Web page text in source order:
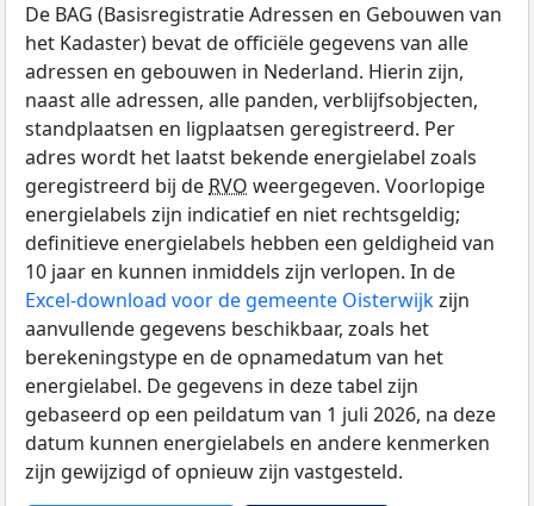
De BAG (Basisregistratie Adressen en Gebouwen van
het Kadaster) bevat de officiële gegevens van alle
adressen en gebouwen in Nederland. Hierin zijn,
naast alle adressen, alle panden, verblijfsobjecten,
standplaatsen en ligplaatsen geregistreerd. Per
adres wordt het laatst bekende energielabel zoals
geregistreerd bij de RVO weergegeven. Voorlopige
energielabels zijn indicatief en niet rechtsgeldig;
definitieve energielabels hebben een geldigheid van
10 jaar en kunnen inmiddels zijn verlopen. In de
Excel-download voor de gemeente Oisterwijkzijn
aanvullende gegevens beschikbaar, zoals het
berekeningstype en de opnamedatum van het
energielabel. De gegevens in deze tabel zijn
gebaseerd op een peildatum van 1 juli 2026, na deze
datum kunnen energielabels en andere kenmerken
zijn gewijzigd of opnieuw zijn vastgesteld.